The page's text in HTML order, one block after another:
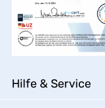
Hilfe & Service